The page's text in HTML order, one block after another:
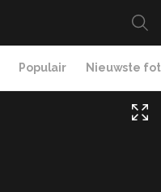
Populair Nieuwste